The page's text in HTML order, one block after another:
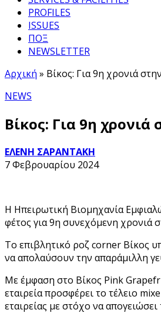
PROFILES
ISSUES
ΠΟΞ
NEWSLETTER
Αρχική » Βίκος: Για 9η χρονιά
NEWS
Βίκος: Για 9η χρονιά
ΕΛΕΝΗ ΣΑΡΑΝΤΑΚΗ
7 Φεβρουαρίου 2024
Η Ηπειρωτική Βιομηχανία
φέτος για 9η συνεχόμενη χρονιά
Το επιβλητικό ροζ corner Βίκος
να απολαύσουν την απαράμιλλη
Με έμφαση στο Βίκος Pink
εταιρεία προσφέρει το τέλειο
εταιρείας με στόχο να